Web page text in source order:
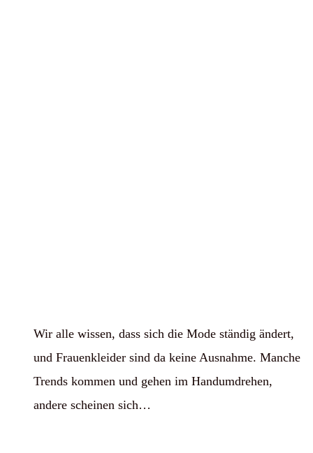
Wir alle wissen, dass sich die Mode ständig ändert,
und Frauenkleider sind da keine Ausnahme. Manche
Trends kommen und gehen im Handumdrehen,
andere scheinen sich…